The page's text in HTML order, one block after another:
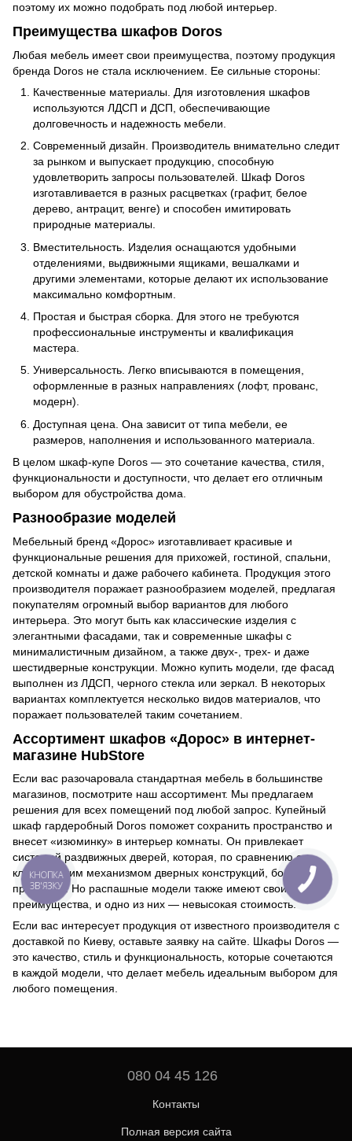
поэтому их можно подобрать под любой интерьер.
Преимущества шкафов Doros
Любая мебель имеет свои преимущества, поэтому продукция
бренда Doros не стала исключением. Ее сильные стороны:
Качественные материалы. Для изготовления шкафов
используются ЛДСП и ДСП, обеспечивающие
долговечность и надежность мебели.
Современный дизайн. Производитель внимательно следит
за рынком и выпускает продукцию, способную
удовлетворить запросы пользователей. Шкаф Doros
изготавливается в разных расцветках (графит, белое
дерево, антрацит, венге) и способен имитировать
природные материалы.
Вместительность. Изделия оснащаются удобными
отделениями, выдвижными ящиками, вешалками и
другими элементами, которые делают их использование
максимально комфортным.
Простая и быстрая сборка. Для этого не требуются
профессиональные инструменты и квалификация
мастера.
Универсальность. Легко вписываются в помещения,
оформленные в разных направлениях (лофт, прованс,
модерн).
Доступная цена. Она зависит от типа мебели, ее
размеров, наполнения и использованного материала.
В целом шкаф-купе Doros — это сочетание качества, стиля,
функциональности и доступности, что делает его отличным
выбором для обустройства дома.
Разнообразие моделей
Мебельный бренд «Дорос» изготавливает красивые и
функциональные решения для прихожей, гостиной, спальни,
детской комнаты и даже рабочего кабинета. Продукция этого
производителя поражает разнообразием моделей, предлагая
покупателям огромный выбор вариантов для любого
интерьера. Это могут быть как классические изделия с
элегантными фасадами, так и современные шкафы с
минималистичным дизайном, а также двух-, трех- и даже
шестидверные конструкции. Можно купить модели, где фасад
выполнен из ЛДСП, черного стекла или зеркал. В некоторых
вариантах комплектуется несколько видов материалов, что
поражает пользователей таким сочетанием.
Ассортимент шкафов «Дорос» в интернет-
магазине HubStore
Если вас разочаровала стандартная мебель в большинстве
магазинов, посмотрите наш ассортимент. Мы предлагаем
решения для всех помещений под любой запрос. Купейный
шкаф гардеробный Doros поможет сохранить пространство и
внесет «изюминку» в интерьер комнаты. Он привлекает
системой раздвижных дверей, которая, по сравнению с
классическим механизмом дверных конструкций, более
практична. Но распашные модели также имеют свои
преимущества, и одно из них — невысокая стоимость.
Если вас интересует продукция от известного производителя с
доставкой по Киеву, оставьте заявку на сайте. Шкафы Doros —
это качество, стиль и функциональность, которые сочетаются
в каждой модели, что делает мебель идеальным выбором для
любого помещения.
080 04 45 126
Контакты
Полная версия сайта
КНОПКА
ЗВ'ЯЗКУ